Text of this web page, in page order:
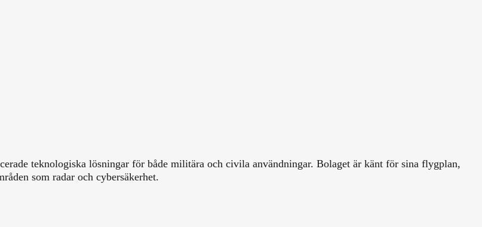
teknologiska lösningar för både militära och civila användningar. Bolaget är känt för sina flygplan,
som radar och cybersäkerhet.